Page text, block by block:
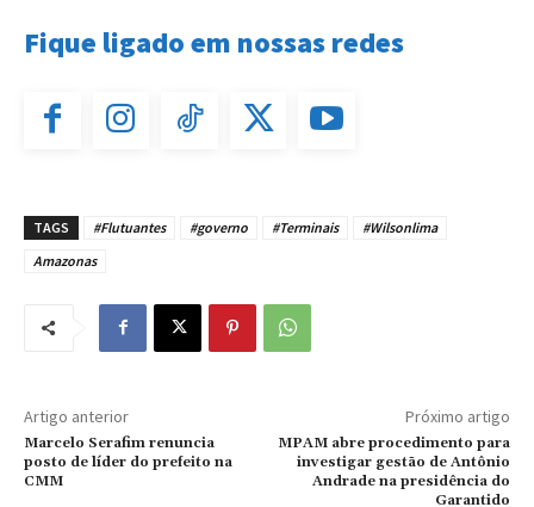
Fique ligado em nossas redes
TAGS #Flutuantes #governo #Terminais
#Wilsonlima
Amazonas
Artigo anterior
Marcelo Serafim renuncia
posto de líder do prefeito na
CMM
Próximo artigo
MPAM abre procedimento para
investigar gestão de Antônio
Andrade na presidência do
Garantido